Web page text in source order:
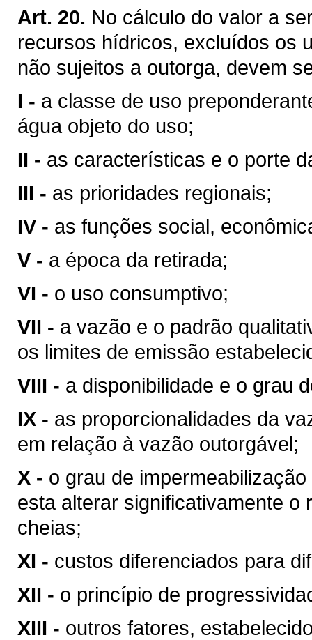
Art. 20. No cálculo do valor a
recursos hídricos, excluídos os
não sujeitos a outorga, devem
I - a classe de uso
água objeto do uso;
II - as características e o porte
III - as prioridades regionais;
IV - as funções social,
V - a época da retirada;
VI - o uso consumptivo;
VII - a vazão e o padrão
os limites de emissão
VIII - a disponibilidade e o grau
IX - as proporcionalidades da
em relação à vazão outorgável;
X - o grau de
esta alterar significativamente o
cheias;
XI - custos diferenciados para
XII - o princípio de
XIII - outros fatores,